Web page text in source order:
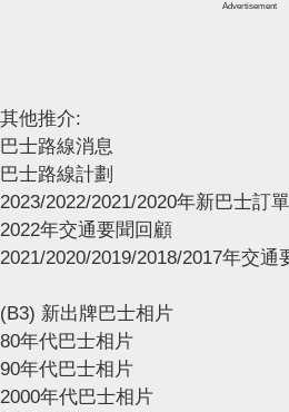
Advertisement
其他推介:
巴士路線消息
巴士路線計劃
2023/2022/2021/2020年新巴士訂單
2022年交通要聞回顧
2021/2020/2019/2018/2017年交通
(B3) 新出牌巴士相片
80年代巴士相片
90年代巴士相片
2000年代巴士相片